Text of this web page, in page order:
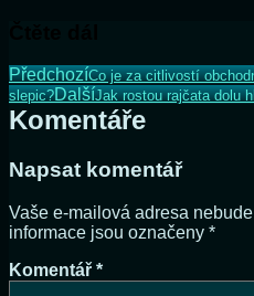
PředchozíCo je za citlivostí
slepic?DalšíJak rostou rajčata dolu
Komentáře
Napsat komentář
Vaše e-mailová adresa
informace jsou označeny *
Komentář *